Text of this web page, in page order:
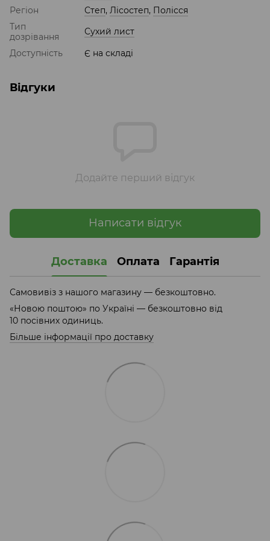
Регіон
Степ, Лісостеп, Полісся
Тип
дозрівання
Сухий лист
Доступність
Є на складі
Відгуки
Додайте перший відгук
Написати відгук
Доставка Оплата Гарантія
Самовивіз з нашого магазину — безкоштовно.
«Новою поштою» по Україні — безкоштовно від
10 посівних одиниць.
Більше інформації про доставку